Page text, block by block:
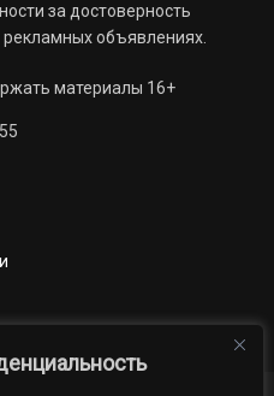
за достоверность
объявлениях.
материалы 16+